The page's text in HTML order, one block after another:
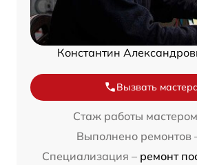
Константин
Вызвать
Стаж работы
Выполнено ремонтов
Специализация – ремонт